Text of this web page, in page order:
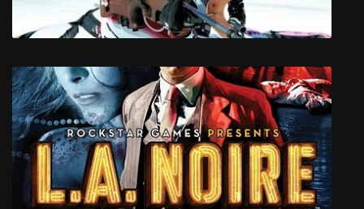
RTL Biathlon 2007